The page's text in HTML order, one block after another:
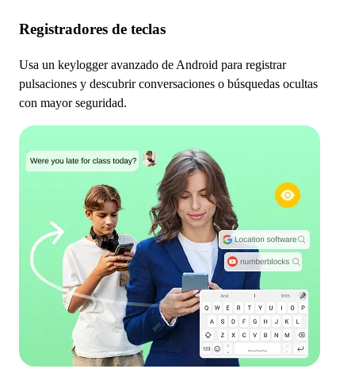
Registradores de teclas
Usa un keylogger avanzado de Android para registrar
pulsaciones y descubrir conversaciones o búsquedas ocultas
con mayor seguridad.